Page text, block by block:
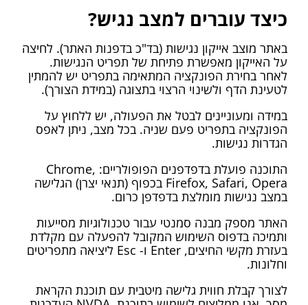
כיצד עוברים למצב נגיש?
באתר מוצב אייקון נגישות (בד"כ בדפנות האתר). לחיצה
על האייקון מאפשרת פתיחת של תפריט הנגישות.
לאחר בחירת הפונקציה המתאימה בתפריט יש להמתין
לטעינת הדף ולשינוי הרצוי בתצוגה (במידת הצורך).
במידה ומעוניינים לבטל את הפעולה, יש ללחוץ על
הפונקציה בתפריט פעם שניה. בכל מצב, ניתן לאפס
הגדרות נגישות.
התוכנה פועלת בדפדפנים הפופולריים: Chrome,
Firefox, Safari, Opera בכפוף (תנאי יצרן) הגלישה
במצב נגישות מומלצת בדפדפן כרום.
האתר מספק מבנה סמנטי עבור טכנולוגיות מסייעות
ותמיכה בדפוס השימוש המקובל להפעלה עם מקלדת
בעזרת מקשי החיצים, Enter ו- Esc ליציאה מתפריטים
וחלונות.
לצורך קבלת חווית גלישה מיטבית עם תוכנת הקראת